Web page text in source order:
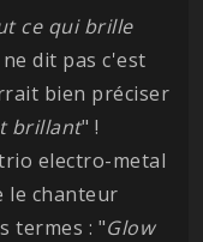
ce qui brille
dit pas c'est
bien préciser
brillant" !
electro-metal
le chanteur
termes : "Glow